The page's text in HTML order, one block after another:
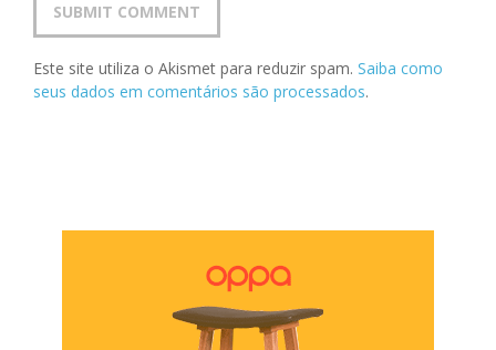
Este site utiliza o Akismet para reduzir spam. Saiba como
seus dados em comentários são processados.